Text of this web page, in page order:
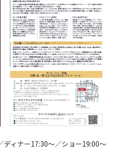
ィナー17:30～／ショー19:00～